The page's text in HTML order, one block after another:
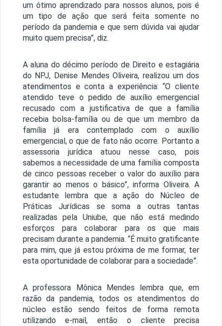
um ótimo aprendizado para nossos alunos, pois é
um tipo de ação que será feita somente no
período da pandemia e que sem dúvida vai ajudar
muito quem precisa”, diz.
A aluna do décimo período de Direito e estagiária
do NPJ, Denise Mendes Oliveira, realizou um dos
atendimentos e conta a experiência: “O cliente
atendido teve o pedido de auxílio emergencial
recusado com a justificativa de que a família
recebia bolsa-família ou de que um membro da
família já era contemplado com o auxílio
emergencial, o que de fato não ocorre. Portanto a
assessoria jurídica atuou nesse caso, pois
sabemos a necessidade de uma família composta
de cinco pessoas receber o valor do auxílio para
garantir ao menos o básico”, informa Oliveira. A
estudante lembra que a ação do Núcleo de
Práticas Jurídicas se soma a outras tantas
realizadas pela Uniube, que não está medindo
esforços para colaborar para os que mais
precisam durante a pandemia. “É muito gratificante
para mim, que já estou próxima de me formar, ter
esta oportunidade de colaborar para a sociedade”.
A professora Mônica Mendes lembra que, em
razão da pandemia, todos os atendimentos do
núcleo estão sendo feitos de forma remota
utilizando e-mail, então o cliente precisa